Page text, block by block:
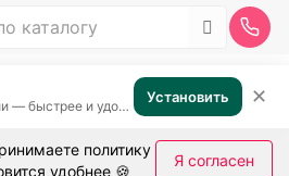
Откройте в приложении — быстрее и удобнее Установить ✕
политику
удобнее 🍪
Я согласен